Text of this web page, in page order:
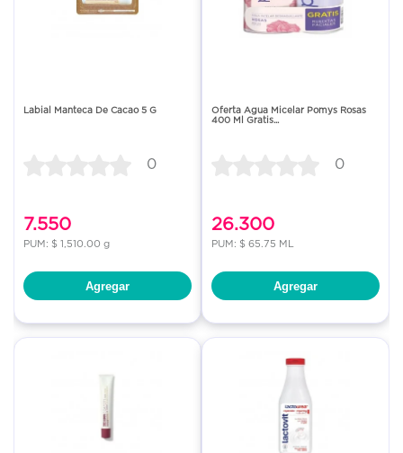
Labial Manteca De Cacao 5 G
0
7.550
PUM: $ 1,510.00 g
Agregar
Oferta Agua Micelar Pomys Rosas
400 Ml Gratis...
0
26.300
PUM: $ 65.75 ML
Agregar